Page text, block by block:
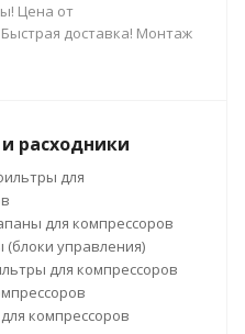
Цена от
доставка! Монтаж
расходники
для
для компрессоров
(блоки управления)
для компрессоров
компрессоров